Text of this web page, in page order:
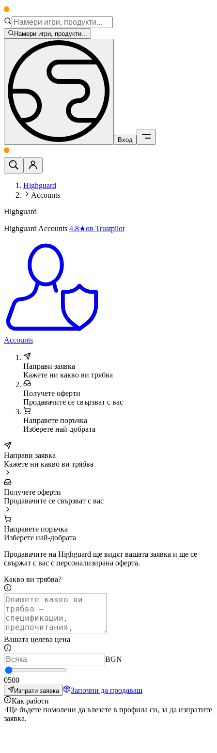
Намери игри, продукти...
Вход
Highguard
Accounts
Highguard
Highguard Accounts 4.8★on Trustpilot
Accounts
Направи заявка
Кажете ни какво ви трябва
Получете оферти
Продавачите се свързват с вас
Направете поръчка
Изберете най-добрата
Направи заявка
Кажете ни какво ви трябва
Получете оферти
Продавачите се свързват с вас
Направете поръчка
Изберете най-добрата
Продавачите на Highguard ще видят вашата заявка и ще се
свържат с вас с персонализирана оферта.
Какво ви трябва?
Вашата целева цена
BGN
0500
Изпрати заявка
Започни да продаваш
Как работи
·Ще бъдете помолени да влезете в профила си, за да изпратите
заявка.